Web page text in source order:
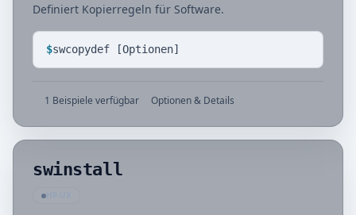
Definiert Kopierregeln für Software.
$swcopydef [Optionen]
1 Beispiele verfügbar Optionen & Details
swinstall